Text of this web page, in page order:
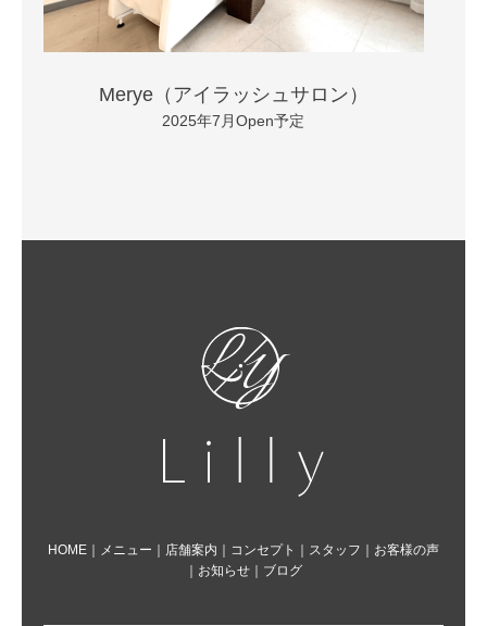
Merye（アイラッシュサロン）
2025年7月Open予定
HOME ｜ メニュー ｜ 店舗案内 ｜ コンセプト ｜ スタッフ ｜ お客様の声
｜ お知らせ ｜ ブログ